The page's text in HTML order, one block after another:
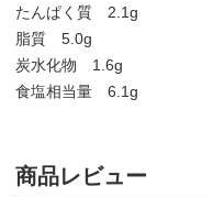
たんぱく質 2.1g
脂質 5.0g
炭水化物 1.6g
食塩相当量 6.1g
商品レビュー